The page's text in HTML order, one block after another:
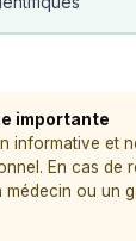
importante
informative et
En cas de
médecin ou un